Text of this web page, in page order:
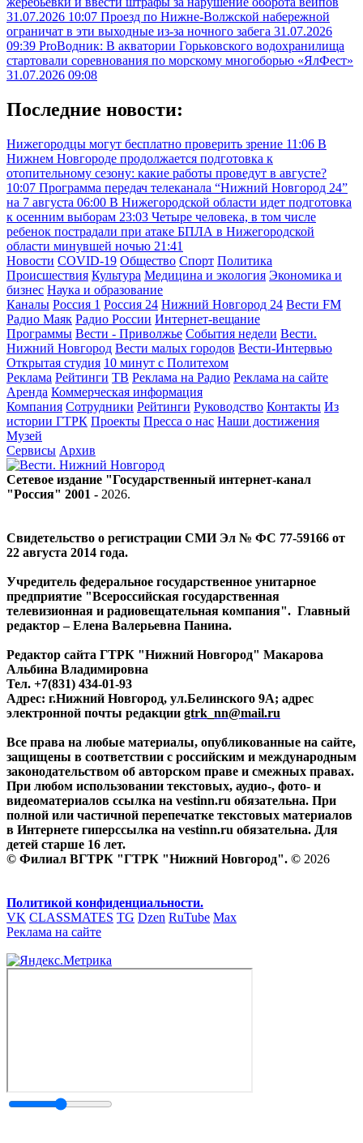
31.07.2026 10:07 Проезд по Нижне-Волжской набережной
ограничат в эти выходные из-за ночного забега 31.07.2026
09:39 ProВодник: В акватории Горьковского водохранилища
стартовали соревнования по морскому многоборью «ЯлФест»
31.07.2026 09:08
Последние новости:
Нижегородцы могут бесплатно проверить зрение 11:06 В
Нижнем Новгороде продолжается подготовка к
отопительному сезону: какие работы проведут в августе?
10:07 Программа передач телеканала “Нижний Новгород 24”
на 7 августа 06:00 В Нижегородской области идет подготовка
к осенним выборам 23:03 Четыре человека, в том числе
ребенок пострадали при атаке БПЛА в Нижегородской
области минувшей ночью 21:41
Новости COVID-19 Общество Спорт Политика
Происшествия Культура Медицина и экология Экономика и
бизнес Наука и образование
Каналы Россия 1 Россия 24 Нижний Новгород 24 Вести FM
Радио Маяк Радио России Интернет-вещание
Программы Вести - Приволжье События недели Вести.
Нижний Новгород Вести малых городов Вести-Интервью
Открытая студия 10 минут с Политехом
Реклама Рейтинги ТВ Реклама на Радио Реклама на сайте
Аренда Коммерческая информация
Компания Сотрудники Рейтинги Руководство Контакты Из
истории ГТРК Проекты Пресса о нас Наши достижения
Музей
Сервисы Архив
Сетевое издание "Государственный интернет-канал
"Россия" 2001 - 2026.
Свидетельство о регистрации СМИ Эл № ФС 77-59166 от
22 августа 2014 года.
Учредитель федеральное государственное унитарное
предприятие "Всероссийская государственная
телевизионная и радиовещательная компания". Главный
редактор – Елена Валерьевна Панина.
Редактор сайта ГТРК "Нижний Новгород" Макарова
Альбина Владимировна
Тел. +7(831) 434-01-93
Адрес: г.Нижний Новгород, ул.Белинского 9А; адрес
электронной почты редакции gtrk_nn@mail.ru
Все права на любые материалы, опубликованные на сайте,
защищены в соответствии с российским и международным
законодательством об авторском праве и смежных правах.
При любом использовании текстовых, аудио-, фото- и
видеоматериалов ссылка на vestinn.ru обязательна. При
полной или частичной перепечатке текстовых материалов
в Интернете гиперссылка на vestinn.ru обязательна. Для
детей старше 16 лет.
© Филиал ВГТРК "ГТРК "Нижний Новгород". © 2026
Политикой конфиденциальности.
VK CLASSMATES TG Dzen RuTube Max
Реклама на сайте